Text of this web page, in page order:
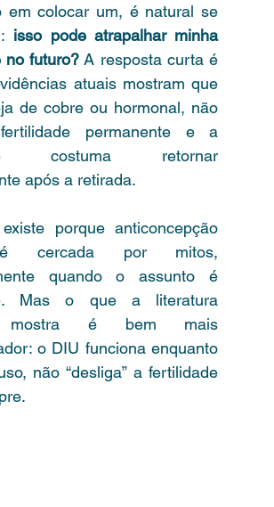
em colocar um, é natural se
isso pode atrapalhar minha
no futuro? A resposta curta é
atuais mostram que
de cobre ou hormonal, não
permanente e a
costuma retornar
após a retirada.
porque anticoncepção
cercada por mitos,
quando o assunto é
Mas o que a literatura
mostra é bem mais
o DIU funciona enquanto
não “desliga” a fertilidade